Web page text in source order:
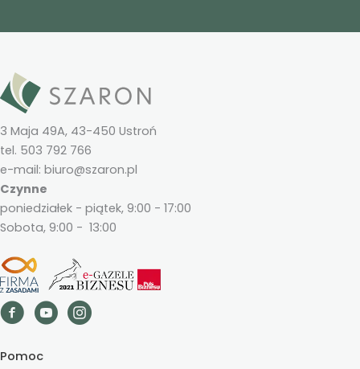
3 Maja 49A, 43-450 Ustroń
tel. 503 792 766
e-mail: biuro@szaron.pl
Czynne
poniedziałek - piątek, 9:00 - 17:00
Sobota, 9:00 - 13:00
Pomoc